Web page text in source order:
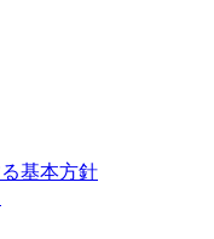
基本方針